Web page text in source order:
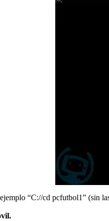
“C://cd pcfutbol1” (sin